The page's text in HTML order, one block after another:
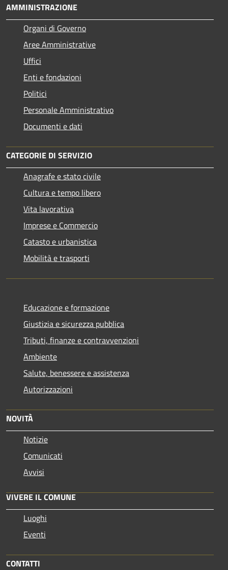
AMMINISTRAZIONE
Organi di Governo
Aree Amministrative
Uffici
Enti e fondazioni
Politici
Personale Amministrativo
Documenti e dati
CATEGORIE DI SERVIZIO
Anagrafe e stato civile
Cultura e tempo libero
Vita lavorativa
Imprese e Commercio
Catasto e urbanistica
Mobilità e trasporti
Educazione e formazione
Giustizia e sicurezza pubblica
Tributi, finanze e contravvenzioni
Ambiente
Salute, benessere e assistenza
Autorizzazioni
NOVITÀ
Notizie
Comunicati
Avvisi
VIVERE IL COMUNE
Luoghi
Eventi
CONTATTI